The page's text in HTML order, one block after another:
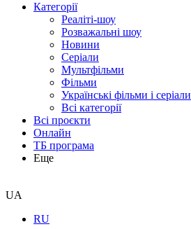
Категорії
Реаліті-шоу
Розважальні шоу
Новини
Серіали
Мультфільми
Фільми
Українські фільми і серіали
Всі категорії
Всі проєкти
Онлайн
ТБ програма
Еще
UA
RU